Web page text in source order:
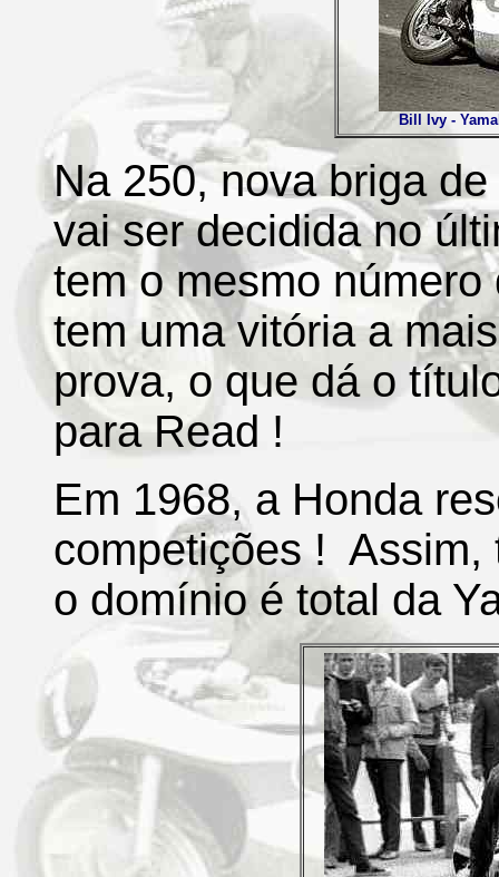
Bill Ivy -
Na 250, nova briga
vai ser decidida no
tem o mesmo
tem uma vitória a
prova, o que dá o
para Read !
Em 1968, a Honda
competições ! Assim,
o domínio é total da